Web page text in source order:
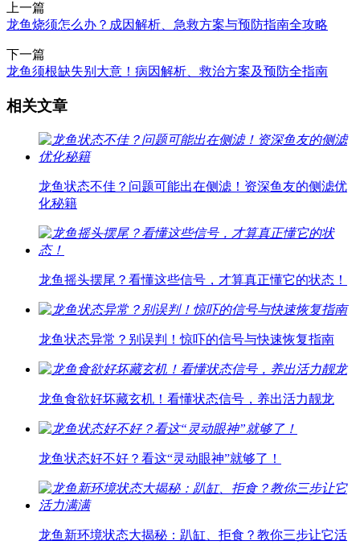
上一篇
龙鱼烧须怎么办？成因解析、急救方案与预防指南全攻略
下一篇
龙鱼须根缺失别大意！病因解析、救治方案及预防全指南
相关文章
龙鱼状态不佳？问题可能出在侧滤！资深鱼友的侧滤优
化秘籍
龙鱼摇头摆尾？看懂这些信号，才算真正懂它的状态！
龙鱼状态异常？别误判！惊吓的信号与快速恢复指南
龙鱼食欲好坏藏玄机！看懂状态信号，养出活力靓龙
龙鱼状态好不好？看这“灵动眼神”就够了！
龙鱼新环境状态大揭秘：趴缸、拒食？教你三步让它活